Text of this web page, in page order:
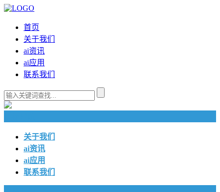
首页
关于我们
ai资讯
ai应用
联系我们
关于我们
ai资讯
ai应用
联系我们